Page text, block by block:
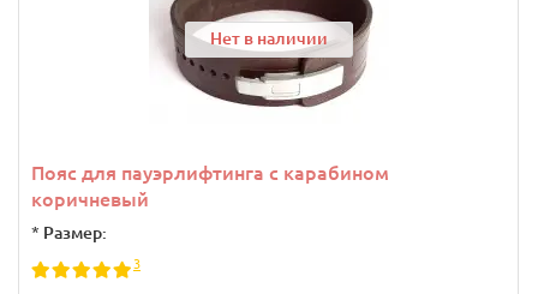
Нет в наличии
Пояс для пауэрлифтинга с карабином
коричневый
* Размер:
3